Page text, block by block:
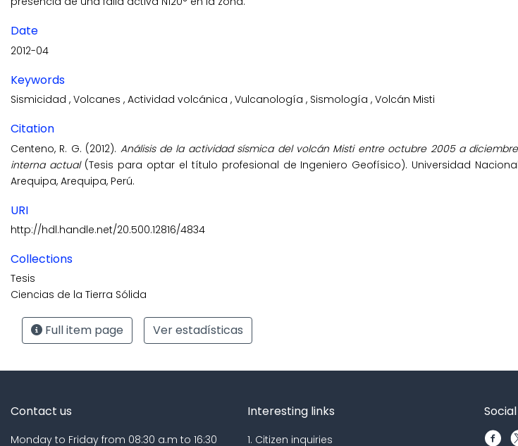
Date
2012-04
Keywords
Sismicidad , Volcanes , Actividad volcánica , Vulcanología , Sismología , Volcán Misti
Citation
Centeno, R. G. (2012). Análisis de la actividad sísmica del volcán Misti entre octubre 2005 a
interna actual(Tesis para optar el título profesional de Ingeniero Geofísico). Universidad
Arequipa, Arequipa, Perú.
URI
http://hdl.handle.net/20.500.12816/4834
Collections
Tesis
Ciencias de la Tierra Sólida
Full item page Ver estadísticas
Contact us
Monday to Friday from 08:30 a.m to 16:30
Interesting links
1. Citizen inquiries